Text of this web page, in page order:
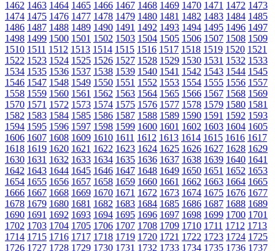
1462 1463 1464 1465 1466 1467 1468 1469 1470 1471 1472 1473
1474 1475 1476 1477 1478 1479 1480 1481 1482 1483 1484 1485
1486 1487 1488 1489 1490 1491 1492 1493 1494 1495 1496 1497
1498 1499 1500 1501 1502 1503 1504 1505 1506 1507 1508 1509
1510 1511 1512 1513 1514 1515 1516 1517 1518 1519 1520 1521
1522 1523 1524 1525 1526 1527 1528 1529 1530 1531 1532 1533
1534 1535 1536 1537 1538 1539 1540 1541 1542 1543 1544 1545
1546 1547 1548 1549 1550 1551 1552 1553 1554 1555 1556 1557
1558 1559 1560 1561 1562 1563 1564 1565 1566 1567 1568 1569
1570 1571 1572 1573 1574 1575 1576 1577 1578 1579 1580 1581
1582 1583 1584 1585 1586 1587 1588 1589 1590 1591 1592 1593
1594 1595 1596 1597 1598 1599 1600 1601 1602 1603 1604 1605
1606 1607 1608 1609 1610 1611 1612 1613 1614 1615 1616 1617
1618 1619 1620 1621 1622 1623 1624 1625 1626 1627 1628 1629
1630 1631 1632 1633 1634 1635 1636 1637 1638 1639 1640 1641
1642 1643 1644 1645 1646 1647 1648 1649 1650 1651 1652 1653
1654 1655 1656 1657 1658 1659 1660 1661 1662 1663 1664 1665
1666 1667 1668 1669 1670 1671 1672 1673 1674 1675 1676 1677
1678 1679 1680 1681 1682 1683 1684 1685 1686 1687 1688 1689
1690 1691 1692 1693 1694 1695 1696 1697 1698 1699 1700 1701
1702 1703 1704 1705 1706 1707 1708 1709 1710 1711 1712 1713
1714 1715 1716 1717 1718 1719 1720 1721 1722 1723 1724 1725
1726 1727 1728 1729 1730 1731 1732 1733 1734 1735 1736 1737